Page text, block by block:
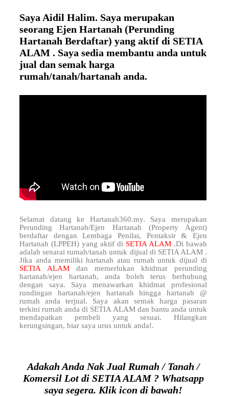
Saya Aidil Halim. Saya merupakan
seorang Ejen Hartanah (Perunding
Hartanah Berdaftar) yang aktif di SETIA
ALAM . Saya sedia membantu anda untuk
jual dan semak harga
rumah/tanah/hartanah anda.
Selamat datang ke Hartanah360.my. Saya merupakan
Perunding Hartanah/Ejen Hartanah (Property Agent)
berdaftar dengan Lembaga Penilai, Pentaksir & Ejen
Hartanah (LPPEH) yang aktif di SETIA ALAM .Di bawah
adalah senarai rumah/tanah untuk dijual di SETIA ALAM .
Jika anda memiliki hartanah atau rumah untuk dijual di
SETIA ALAM dan memerlukan khidmat perunding
hartanah/ejen hartanah, anda boleh terus berhubung
dengan saya. Saya menawarkan khidmat profesional
rundingan hartanah/ejen hartanah hingga hartanah @
rumah anda terjual. Saya akan semak harga pasaran
terkini rumah anda di SETIA ALAM dan bantu anda untuk
mendapatkan pembeli yang sesuai. Hilangkan
kerungsingan, biar saya urus untuk anda!.
Adakah Anda Nak Jual Rumah / Tanah /
Komersil Lot di SETIA ALAM ? Whatsapp
saya segera. Klik icon di bawah!